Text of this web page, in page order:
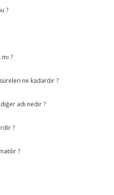
?
?
ne kadardır ?
adı nedir ?
?
?